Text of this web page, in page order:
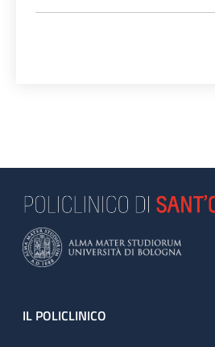
Footer
IL POLICLINICO